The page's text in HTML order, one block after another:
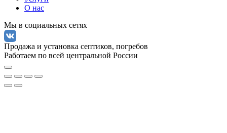
О нас
Мы в социальных сетях
Продажа и установка септиков, погребов
Работаем по всей центральной России